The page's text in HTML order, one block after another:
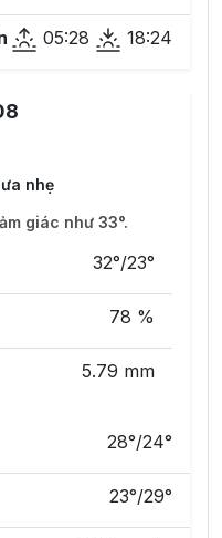
05:28 18:24
nhẹ
giác như 33°.
32°/23°
78 %
5.79 mm
28°/24°
23°/29°